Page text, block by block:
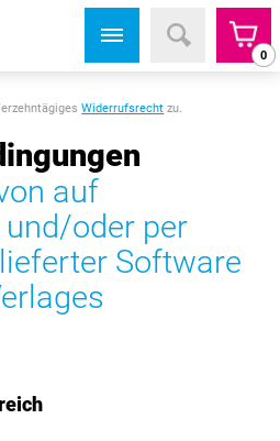
0
Widerrufsrecht zu.
auf
oder per
Software